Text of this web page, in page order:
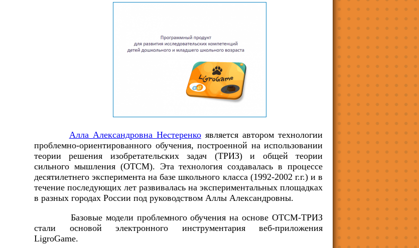
Алла Александровна Нестеренкоявляется автором технологии
проблемно-ориентированного обучения, построенной на использовании
теории решения изобретательских задач (ТРИЗ) и общей теории
сильного мышления (ОТСМ). Эта технология создавалась в процессе
десятилетнего эксперимента на базе школьного класса (1992-2002 г.г.) и в
течение последующих лет развивалась на экспериментальных площадках
в разных городах России под руководством Аллы Александровны.
Базовые модели проблемного обучения на основе ОТСМ-ТРИЗ
стали основой электронного инструментария веб-приложения
LigroGame.